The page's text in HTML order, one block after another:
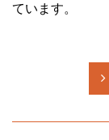
ています。